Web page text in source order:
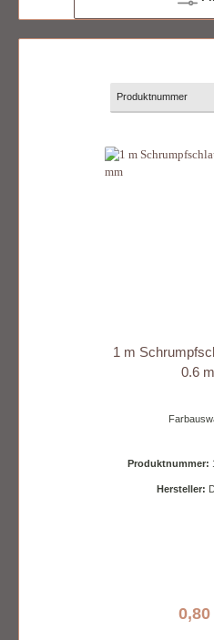
1 m
0.6
Produktnummer:
Hersteller:
0,80